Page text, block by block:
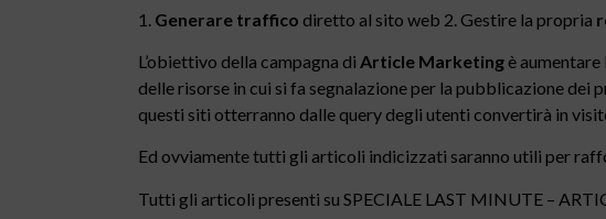
1. Generare traffico diretto al sito web 2. Gestire la propria
L’obiettivo della campagna di Article Marketingè aumentare
delle risorse in cui si fa segnalazione per la pubblicazione
questi siti otterranno dalle query degli utenti convertirà in
Ed ovviamente tutti gli articoli indicizzati saranno utili per
Tutti gli articoli presenti su SPECIALE LAST MINUTE –